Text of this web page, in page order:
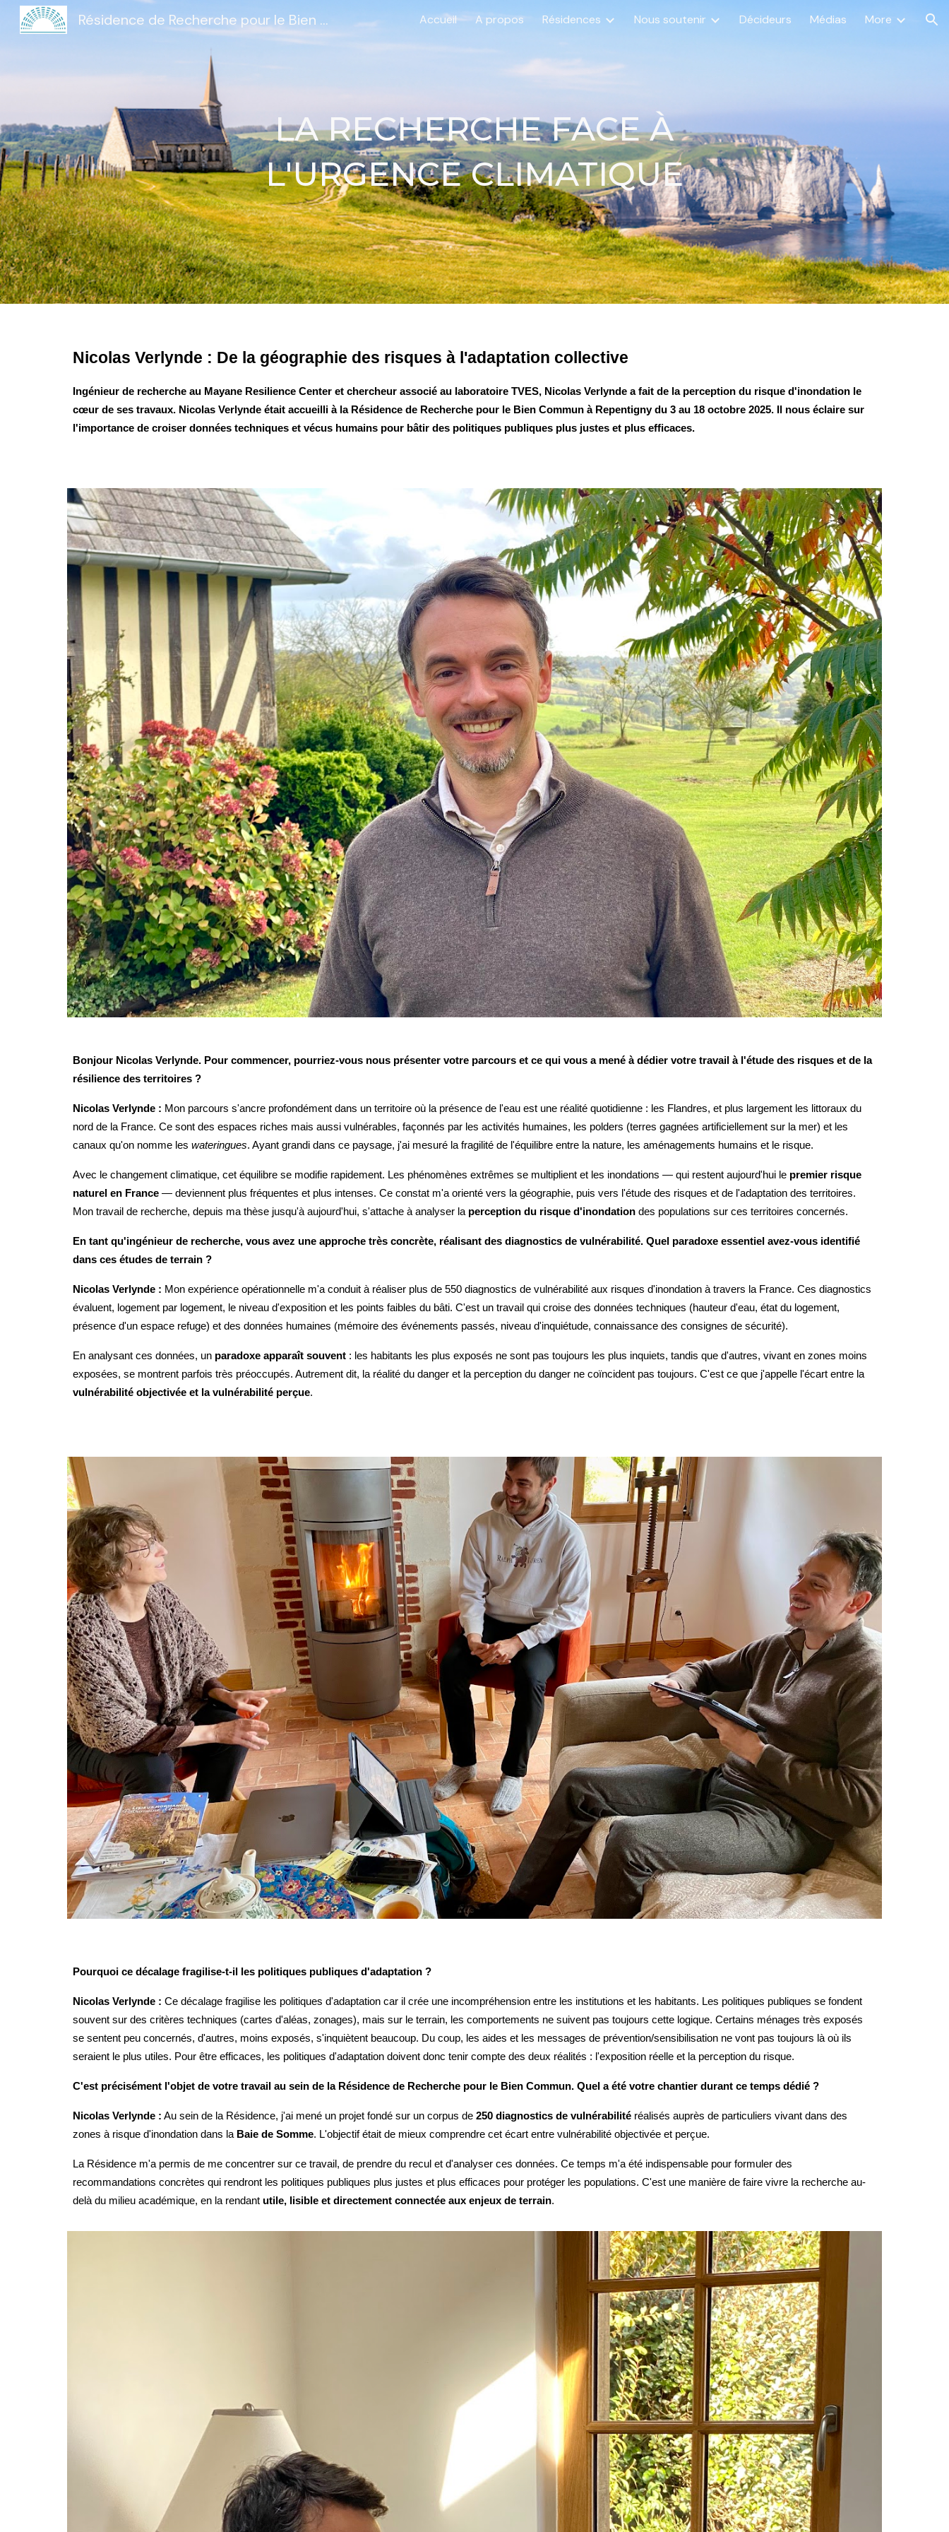
Skip to main content Skip to navigation
Résidence de Recherche pour le Bien Commun Accueil A propos Résidences Nous soutenir Décideurs Médias More
LA RECHERCHE FACE À
L'URGENCE CLIMATIQUE
Nicolas Verlynde : De la géographie des risques à l'adaptation collective
Ingénieur de recherche au Mayane Resilience Center et chercheur associé au laboratoire TVES, Nicolas Verlynde a fait de la perception du risque d'inondation le
cœur de ses travaux. Nicolas Verlynde était accueilli à la Résidence de Recherche pour le Bien Commun à Repentigny du 3 au 18 octobre 2025. Il nous éclaire sur
l'importance de croiser données techniques et vécus humains pour bâtir des politiques publiques plus justes et plus efficaces.
Bonjour Nicolas Verlynde. Pour commencer, pourriez-vous nous présenter votre parcours et ce qui vous a mené à dédier votre travail à l'étude des risques et de la
résilience des territoires ?
Nicolas Verlynde : Mon parcours s'ancre profondément dans un territoire où la présence de l'eau est une réalité quotidienne : les Flandres, et plus largement les littoraux du
nord de la France. Ce sont des espaces riches mais aussi vulnérables, façonnés par les activités humaines, les polders (terres gagnées artificiellement sur la mer) et les
canaux qu'on nomme les wateringues. Ayant grandi dans ce paysage, j'ai mesuré la fragilité de l'équilibre entre la nature, les aménagements humains et le risque.
Avec le changement climatique, cet équilibre se modifie rapidement. Les phénomènes extrêmes se multiplient et les inondations — qui restent aujourd'hui le premier risque
naturel en France— deviennent plus fréquentes et plus intenses. Ce constat m'a orienté vers la géographie, puis vers l'étude des risques et de l'adaptation des territoires.
Mon travail de recherche, depuis ma thèse jusqu'à aujourd'hui, s'attache à analyser la perception du risque d'inondationdes populations sur ces territoires concernés.
En tant qu'ingénieur de recherche, vous avez une approche très concrète, réalisant des diagnostics de vulnérabilité. Quel paradoxe essentiel avez-vous identifié
dans ces études de terrain ?
Nicolas Verlynde : Mon expérience opérationnelle m'a conduit à réaliser plus de 550 diagnostics de vulnérabilité aux risques d'inondation à travers la France. Ces diagnostics
évaluent, logement par logement, le niveau d'exposition et les points faibles du bâti. C'est un travail qui croise des données techniques (hauteur d'eau, état du logement,
présence d'un espace refuge) et des données humaines (mémoire des événements passés, niveau d'inquiétude, connaissance des consignes de sécurité).
En analysant ces données, un paradoxe apparaît souvent: les habitants les plus exposés ne sont pas toujours les plus inquiets, tandis que d'autres, vivant en zones moins
exposées, se montrent parfois très préoccupés. Autrement dit, la réalité du danger et la perception du danger ne coïncident pas toujours. C'est ce que j'appelle l'écart entre la
vulnérabilité objectivée et la vulnérabilité perçue.
Pourquoi ce décalage fragilise-t-il les politiques publiques d'adaptation ?
Nicolas Verlynde : Ce décalage fragilise les politiques d'adaptation car il crée une incompréhension entre les institutions et les habitants. Les politiques publiques se fondent
souvent sur des critères techniques (cartes d'aléas, zonages), mais sur le terrain, les comportements ne suivent pas toujours cette logique. Certains ménages très exposés
se sentent peu concernés, d'autres, moins exposés, s'inquiètent beaucoup. Du coup, les aides et les messages de prévention/sensibilisation ne vont pas toujours là où ils
seraient le plus utiles. Pour être efficaces, les politiques d'adaptation doivent donc tenir compte des deux réalités : l'exposition réelle et la perception du risque.
C'est précisément l'objet de votre travail au sein de la Résidence de Recherche pour le Bien Commun. Quel a été votre chantier durant ce temps dédié ?
Nicolas Verlynde : Au sein de la Résidence, j'ai mené un projet fondé sur un corpus de 250 diagnostics de vulnérabilitéréalisés auprès de particuliers vivant dans des
zones à risque d'inondation dans la Baie de Somme. L'objectif était de mieux comprendre cet écart entre vulnérabilité objectivée et perçue.
La Résidence m'a permis de me concentrer sur ce travail, de prendre du recul et d'analyser ces données. Ce temps m'a été indispensable pour formuler des
recommandations concrètes qui rendront les politiques publiques plus justes et plus efficaces pour protéger les populations. C'est une manière de faire vivre la recherche au-
delà du milieu académique, en la rendant utile, lisible et directement connectée aux enjeux de terrain.